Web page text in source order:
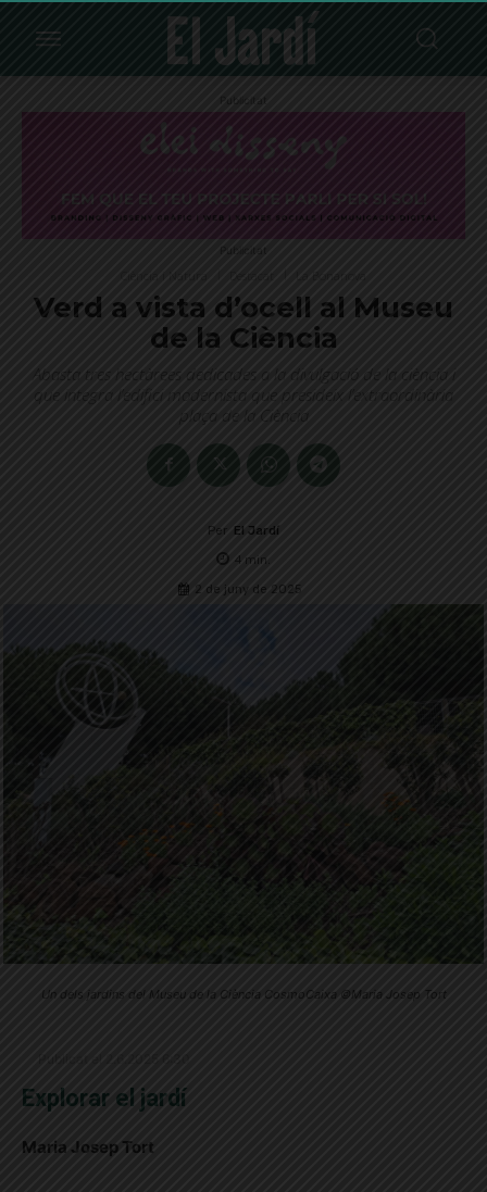
Publicitat
Publicitat
Verd a vista d’ocell al Museu
de la Ciència
Abasta tres hectàrees dedicades a la divulgació de la ciència i
que integra l’edifici modernista que presideix l’extraordinària
plaça de la Ciència
Per El Jardí
4min.
2 de juny de 2025
Un dels jardins del Museu de la Ciència CosmoCaixa ©Maria Josep Tort
Explorar el jardí
Maria Josep Tort